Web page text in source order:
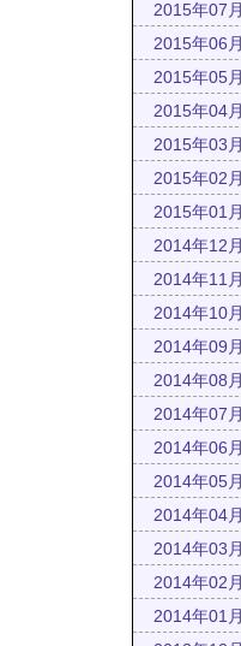
2015年07月
2015年06月
2015年05月
2015年04月
2015年03月
2015年02月
2015年01月
2014年12月
2014年11月
2014年10月
2014年09月
2014年08月
2014年07月
2014年06月
2014年05月
2014年04月
2014年03月
2014年02月
2014年01月